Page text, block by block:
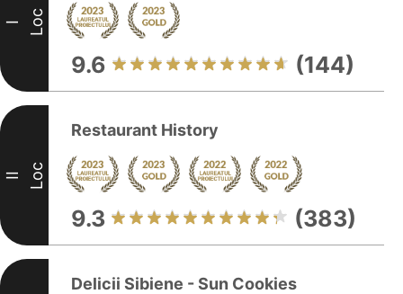
I Loc
9.6 (144)
II Loc
Restaurant History
9.3 (383)
Delicii Sibiene - Sun Cookies